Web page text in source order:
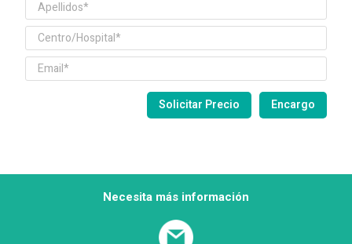
Necesita más información